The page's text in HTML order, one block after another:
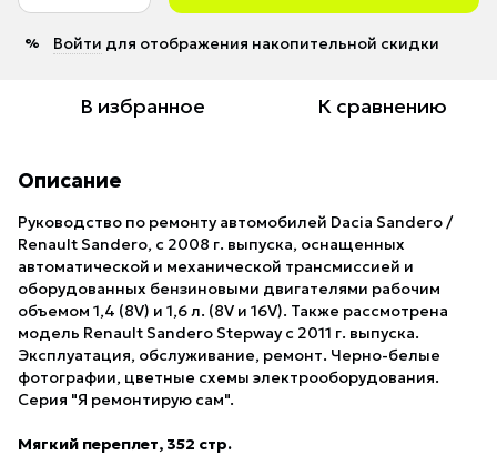
% Войти для отображения накопительной скидки
В избранное К сравнению
Описание
Руководство по ремонту автомобилей Dacia Sandero /
Renault Sandero, с 2008 г. выпуска, оснащенных
автоматической и механической трансмиссией и
оборудованных бензиновыми двигателями рабочим
объемом 1,4 (8V) и 1,6 л. (8V и 16V). Также рассмотрена
модель Renault Sandero Stepway с 2011 г. выпуска.
Эксплуатация, обслуживание, ремонт. Черно-белые
фотографии, цветные схемы электрооборудования.
Серия "Я ремонтирую сам".
Мягкий переплет, 352 стр.